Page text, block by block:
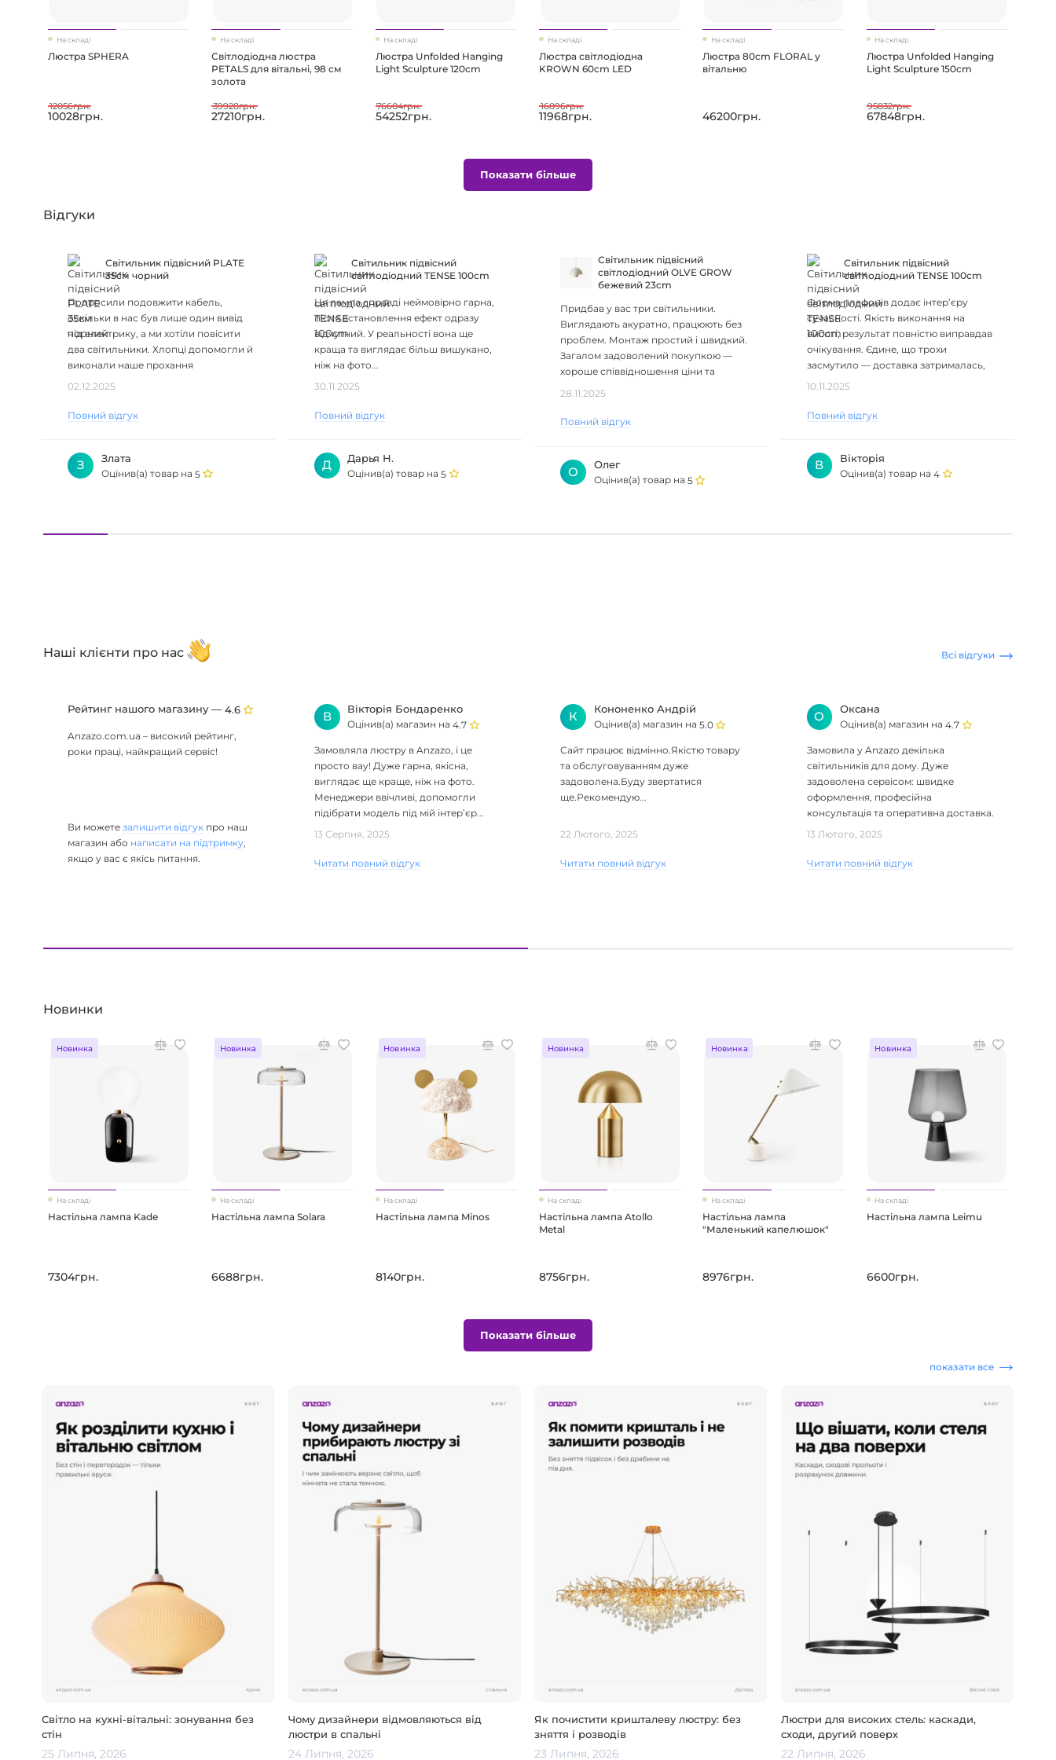
На складі
Люстра SPHERA
10028грн.
12056грн.
На складі
Світлодіодна люстра
PETALS для вітальні, 98 см
золота
27210грн.
39928грн.
На складі
Люстра Unfolded Hanging
Light Sculpture 120cm
54252грн.
76604грн.
На складі
Люстра світлодіодна
KROWN 60cm LED
11968грн.
16896грн.
На складі
Люстра 80cm FLORAL у
вітальню
46200грн.
На складі
Люстра Unfolded Hanging
Light Sculpture 150cm
67848грн.
95832грн.
Показати більше
Відгуки
Світильник підвісний PLATE
35см чорний
Попросили подовжити кабель,
оскільки в нас був лише один вивід
під електрику, а ми хотіли повісити
два світильники. Хлопці допомогли й
виконали наше прохання
безкоштовно. Дякуємо!..
02.12.2025
Повний відгук
З
Злата
Оцінив(а) товар на 5
Світильник підвісний
світлодіодний TENSE 100cm
Ця лампа справді неймовірно гарна,
після встановлення ефект одразу
відчутний. У реальності вона ще
краща та виглядає більш вишукано,
ніж на фото...
30.11.2025
Повний відгук
Д
Дарья Н.
Оцінив(а) товар на 5
Світильник підвісний
світлодіодний OLVE GROW
бежевий 23cm
Придбав у вас три світильники.
Виглядають акуратно, працюють без
проблем. Монтаж простий і швидкий.
Загалом задоволений покупкою —
хороше співвідношення ціни та
якості...
28.11.2025
Повний відгук
О
Олег
Оцінив(а) товар на 5
Світильник підвісний
світлодіодний TENSE 100cm
Форма плафонів додає інтер’єру
сучасності. Якість виконання на
висоті, результат повністю виправдав
очікування. Єдине, що трохи
засмутило — доставка затрималась,
довелося почекати довше, ніж
10.11.2025
Повний відгук
В
Вікторія
Оцінив(а) товар на4
Наші клієнти про нас Всі відгуки
Рейтинг нашого магазину —4.6
Anzazo.com.ua – високий рейтинг,
роки праці, найкращий сервіс!
Ви можетезалишити відгук про наш
магазин або написати на підтримку,
якщо у вас є якісь питання.
В
Вікторія Бондаренко
Оцінив(а) магазин на4.7
Замовляла люстру в Anzazo, і це
просто вау! Дуже гарна, якісна,
виглядає ще краще, ніж на фото.
Менеджери ввічливі, допомогли
підібрати модель під мій інтер’єр...
13 Серпня, 2025
Читати повний відгук
К
Кононенко Андрій
Оцінив(а) магазин на 5.0
Сайт працює відмінно.Якістю товару
та обслуговуванням дуже
задоволена.Буду звертатися
ще.Рекомендую...
22 Лютого, 2025
Читати повний відгук
О
Оксана
Оцінив(а) магазин на4.7
Замовила у Anzazo декілька
світильників для дому. Дуже
задоволена сервісом: швидке
оформлення, професійна
консультація та оперативна доставка.
Один з плафонів, на жаль, виявився
13 Лютого, 2025
Читати повний відгук
Новинки
Новинка
На складі
Настільна лампа Kade
7304грн.
Новинка
На складі
Настільна лампа Solara
6688грн.
Новинка
На складі
Настільна лампа Minos
8140грн.
Новинка
На складі
Настільна лампа Atollo
Metal
8756грн.
Новинка
На складі
Настільна лампа
"Маленький капелюшок"
8976грн.
Новинка
На складі
Настільна лампа Leimu
6600грн.
Показати більше
показати все
Світло на кухні-вітальні: зонування без
стін
25 Липня, 2026
Чому дизайнери відмовляються від
люстри в спальні
24 Липня, 2026
Як почистити кришталеву люстру: без
зняття і розводів
23 Липня, 2026
Люстри для високих стель: каскади,
сходи, другий поверх
22 Липня, 2026